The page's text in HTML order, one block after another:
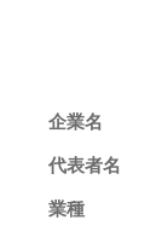
企業名
代表者名
業種